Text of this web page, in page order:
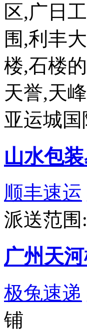
区,广日
围,利丰
楼,石楼
天誉,天
亚运城
山水包
顺丰速运
派送范围
广州天
极兔速递
铺